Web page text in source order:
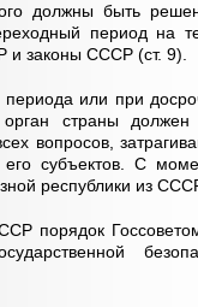
должны быть
период на
и законы СССР (ст. 9).
периода или при
орган страны
вопросов,
субъектов. С
республики из
порядок